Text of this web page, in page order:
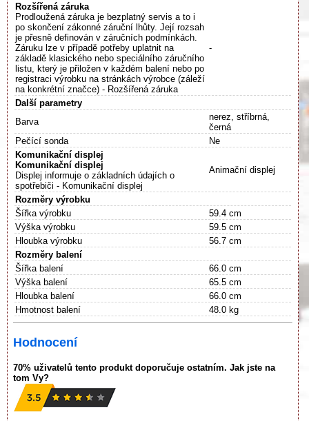
Rozšířená záruka
Prodloužená záruka je bezplatný servis a to i
po skončení zákonné záruční lhůty. Její rozsah
je přesně definován v záručních podmínkách.
Záruku lze v případě potřeby uplatnit na
základě klasického nebo speciálního záručního
listu, který je přiložen v každém balení nebo po
registraci výrobku na stránkách výrobce (záleží
na konkrétní značce) - Rozšířená záruka
-
Další parametry
Barva
nerez, stříbrná,
černá
Pečící sonda
Ne
Komunikační displej
Komunikační displej
Displej informuje o základních údajích o
spotřebiči - Komunikační displej
Animační displej
Rozměry výrobku
Šířka výrobku
59.4 cm
Výška výrobku
59.5 cm
Hloubka výrobku
56.7 cm
Rozměry balení
Šířka balení
66.0 cm
Výška balení
65.5 cm
Hloubka balení
66.0 cm
Hmotnost balení
48.0 kg
Hodnocení
70% uživatelů tento produkt doporučuje ostatním. Jak jste na
tom Vy?